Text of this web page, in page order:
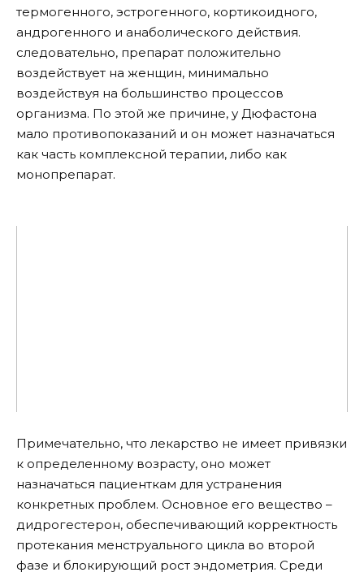
термогенного, эстрогенного, кортикоидного,
андрогенного и анаболического действия.
следовательно, препарат положительно
воздействует на женщин, минимально
воздействуя на большинство процессов
организма. По этой же причине, у Дюфастона
мало противопоказаний и он может назначаться
как часть комплексной терапии, либо как
монопрепарат.
Примечательно, что лекарство не имеет привязки
к определенному возрасту, оно может
назначаться пациенткам для устранения
конкретных проблем. Основное его вещество –
дидрогестерон, обеспечивающий корректность
протекания менструального цикла во второй
фазе и блокирующий рост эндометрия. Среди